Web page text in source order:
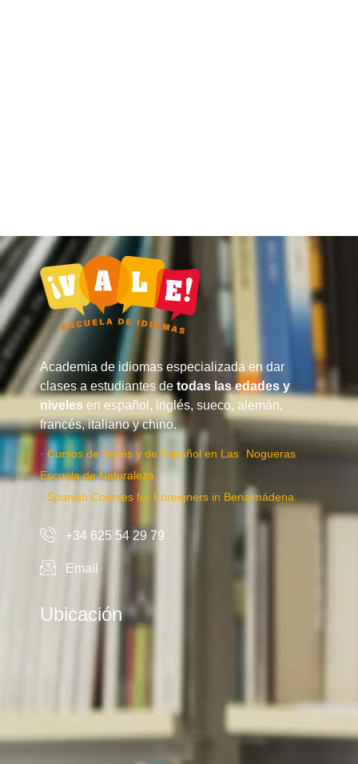
Academia de idiomas especializada en dar
clases a estudiantes de todas las edades y
niveles en español, inglés, sueco, alemán,
francés, italiano y chino.
· Cursos de Inglés y de Español en Las ·Nogueras
Escuela de Naturaleza
· Spanish Courses for Foreigners in Benalmádena
+34 625 54 29 79
Email
Ubicación